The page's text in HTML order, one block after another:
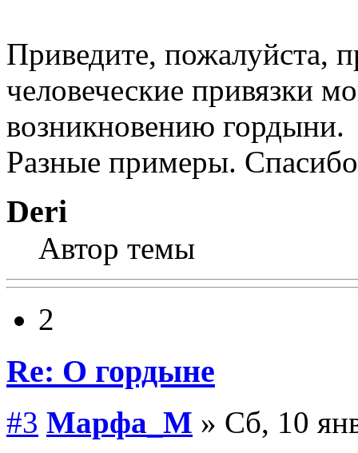
Приведите, пожалуйста,
человеческие привязки
возникновению гордыни.
Разные примеры.
Deri
Автор темы
2
Re: О гордыне
#3 Марфа_М » Сб, 10